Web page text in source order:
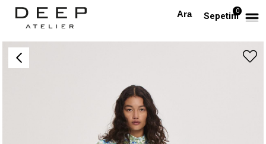
Sepetim0
Anasayfa PREMIUM Kolları Büzgülü Desenli Uzun Kollu Keten Premium Elbise